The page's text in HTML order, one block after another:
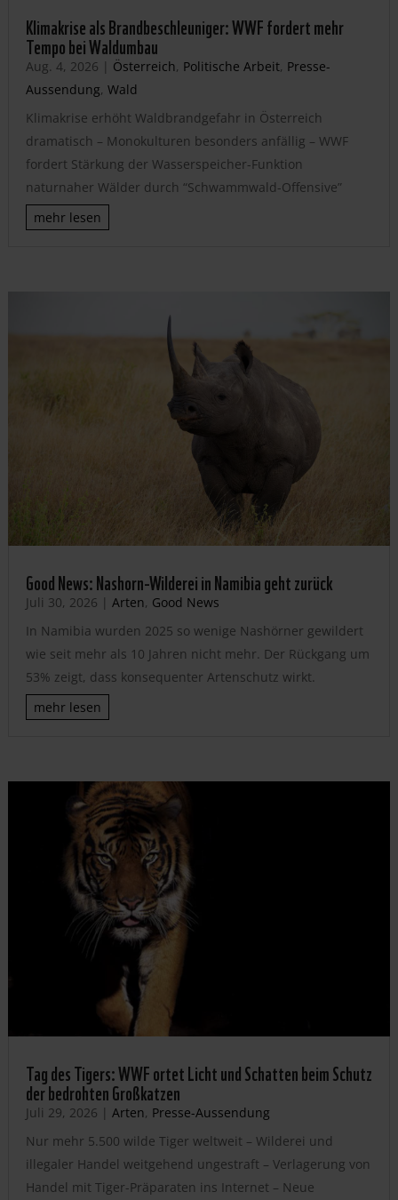
Klimakrise als Brandbeschleuniger: WWF fordert mehr
Tempo bei Waldumbau
Aug. 4, 2026 | Österreich, Politische Arbeit, Presse-
Aussendung, Wald
Klimakrise erhöht Waldbrandgefahr in Österreich
dramatisch – Monokulturen besonders anfällig – WWF
fordert Stärkung der Wasserspeicher-Funktion
naturnaher Wälder durch “Schwammwald-Offensive”
mehr lesen
Good News: Nashorn-Wilderei in Namibia geht zurück
Juli 30, 2026 | Arten, Good News
In Namibia wurden 2025 so wenige Nashörner gewildert
wie seit mehr als 10 Jahren nicht mehr. Der Rückgang um
53% zeigt, dass konsequenter Artenschutz wirkt.
mehr lesen
Tag des Tigers: WWF ortet Licht und Schatten beim Schutz
der bedrohten Großkatzen
Juli 29, 2026 | Arten, Presse-Aussendung
Nur mehr 5.500 wilde Tiger weltweit – Wilderei und
illegaler Handel weitgehend ungestraft – Verlagerung von
Handel mit Tiger-Präparaten ins Internet – Neue